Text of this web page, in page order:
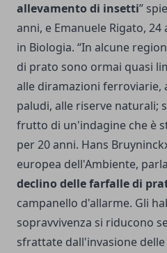
allevamento di insetti”
anni, e Emanuele Rigato,
in Biologia. “In alcune
di prato sono ormai quasi
alle diramazioni ferroviarie,
paludi, alle riserve naturali;
frutto di un'indagine che è
per 20 anni. Hans
europea dell'Ambiente,
declino delle farfalle di
campanello d'allarme. Gli
sopravvivenza si riducono
sfrattate dall'invasione